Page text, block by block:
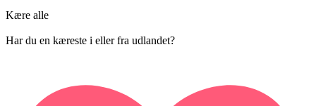
Kære alle
Har du en kæreste i eller fra udlandet?